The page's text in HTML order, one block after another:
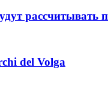
рассчитывать
del Volga